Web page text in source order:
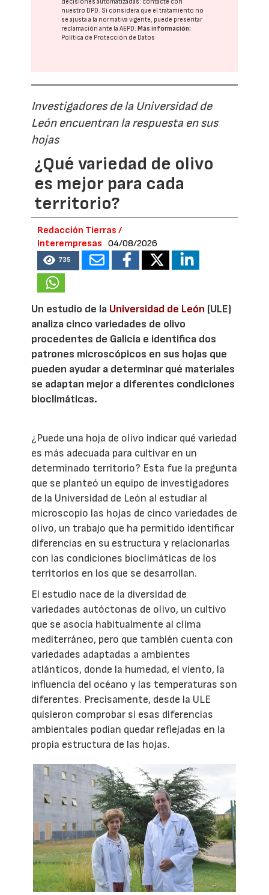
nuestro DPD. Si considera que el tratamiento no
se ajusta a la normativa vigente, puede presentar
reclamación ante laAEPD. Más información:
Política de Protección de Datos
Investigadores de la Universidad de
León encuentran la respuesta en sus
hojas
¿Qué variedad de olivo
es mejor para cada
territorio?
Redacción Tierras /
Interempresas
04/08/2026
735
Un estudio de la Universidad de León (ULE)
analiza cinco variedades de olivo
procedentes de Galicia e identifica dos
patrones microscópicos en sus hojas que
pueden ayudar a determinar qué materiales
se adaptan mejor a diferentes condiciones
bioclimáticas.
¿Puede una hoja de olivo indicar qué variedad
es más adecuada para cultivar en un
determinado territorio? Esta fue la pregunta
que se planteó un equipo de investigadores
de la Universidad de León al estudiar al
microscopio las hojas de cinco variedades de
olivo, un trabajo que ha permitido identificar
diferencias en su estructura y relacionarlas
con las condiciones bioclimáticas de los
territorios en los que se desarrollan.
El estudio nace de la diversidad de
variedades autóctonas de olivo, un cultivo
que se asocia habitualmente al clima
mediterráneo, pero que también cuenta con
variedades adaptadas a ambientes
atlánticos, donde la humedad, el viento, la
influencia del océano y las temperaturas son
diferentes. Precisamente, desde la ULE
quisieron comprobar si esas diferencias
ambientales podían quedar reflejadas en la
propia estructura de las hojas.